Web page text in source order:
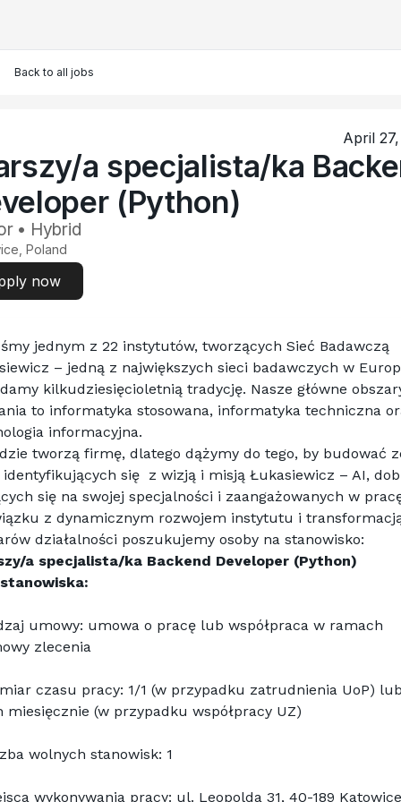
Back to all jobs
April
a specjalista/ka
(Python)
• Hybrid
Poland
now
jednym z 22 instytutów, tworzących Sieć Badawczą
– jedną z największych sieci badawczych w
kilkudziesięcioletnią tradycję. Nasze główne
to informatyka stosowana, informatyka techniczna
informacyjna.
tworzą firmę, dlatego dążymy do tego, by budować
się  z wizją i misją Łukasiewicz – AI,
się na swojej specjalności i zaangażowanych w
z dynamicznym rozwojem instytutu i
działalności poszukujemy osoby na stanowisko:
a specjalista/ka Backend Developer (Python)
umowy: umowa o pracę lub współpraca w ramach
zlecenia
czasu pracy: 1/1 (w przypadku zatrudnienia UoP)
miesięcznie (w przypadku współpracy UZ)
wolnych stanowisk: 1
wykonywania pracy: ul. Leopolda 31, 40-189 Katowice